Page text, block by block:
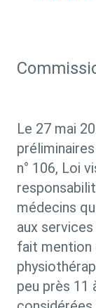
Le 27 mai
n° 106, Loi
médecins
aux
fait mention
peu près 11